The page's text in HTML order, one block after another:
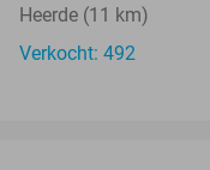
Heerde (11 km)
Verkocht: 492